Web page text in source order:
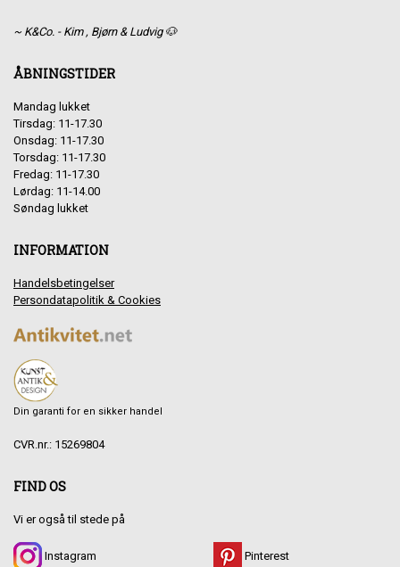
~ K&Co. - Kim , Bjørn & Ludvig 🐶
ÅBNINGSTIDER
Mandag lukket
Tirsdag: 11-17.30
Onsdag: 11-17.30
Torsdag: 11-17.30
Fredag: 11-17.30
Lørdag: 11-14.00
Søndag lukket
INFORMATION
Handelsbetingelser
Persondatapolitik & Cookies
Din garanti for en sikker handel
CVR.nr.: 15269804
FIND OS
Vi er også til stede på
Instagram Pinterest